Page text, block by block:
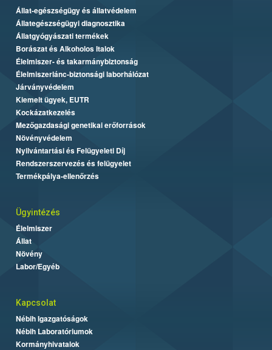
Állat-egészségügy és állatvédelem
Állategészségügyi diagnosztika
Állatgyógyászati termékek
Borászat és Alkoholos Italok
Élelmiszer- és takarmánybiztonság
Élelmiszerlánc-biztonsági laborhálózat
Járványvédelem
Kiemelt ügyek, EUTR
Kockázatkezelés
Mezőgazdasági genetikai erőforrások
Növényvédelem
Nyilvántartási és Felügyeleti Díj
Rendszerszervezés és felügyelet
Termékpálya-ellenőrzés
Ügyintézés
Élelmiszer
Állat
Növény
Labor/Egyéb
Kapcsolat
Nébih Igazgatóságok
Nébih Laboratóriumok
Kormányhivatalok